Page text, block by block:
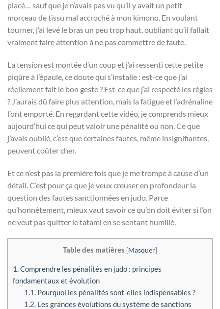
placé… sauf que je n’avais pas vu qu’il y avait un petit
morceau de tissu mal accroché à mon kimono. En voulant
tourner, j’ai levé le bras un peu trop haut, oubliant qu’il fallait
vraiment faire attention à ne pas commettre de faute.
La tension est montée d’un coup et j’ai ressenti cette petite
piqûre à l’épaule, ce doute qui s’installe : est-ce que j’ai
réellement fait le bon geste ? Est-ce que j’ai respecté les règles
? J’aurais dû faire plus attention, mais la fatigue et l’adrénaline
l’ont emporté. En regardant cette vidéo, je comprends mieux
aujourd’hui ce qui peut valoir une pénalité ou non. Ce que
j’avais oublié, c’est que certaines fautes, même insignifiantes,
peuvent coûter cher.
Et ce n’est pas la première fois que je me trompe à cause d’un
détail. C’est pour ça que je veux creuser en profondeur la
question des fautes sanctionnées en judo. Parce
qu’honnêtement, mieux vaut savoir ce qu’on doit éviter si l’on
ne veut pas quitter le tatami en se sentant humilié.
Table des matières [Masquer]
1.Comprendre les pénalités en judo : principes
fondamentaux et évolution
1.1.Pourquoi les pénalités sont-elles indispensables ?
1.2.Les grandes évolutions du système de sanctions